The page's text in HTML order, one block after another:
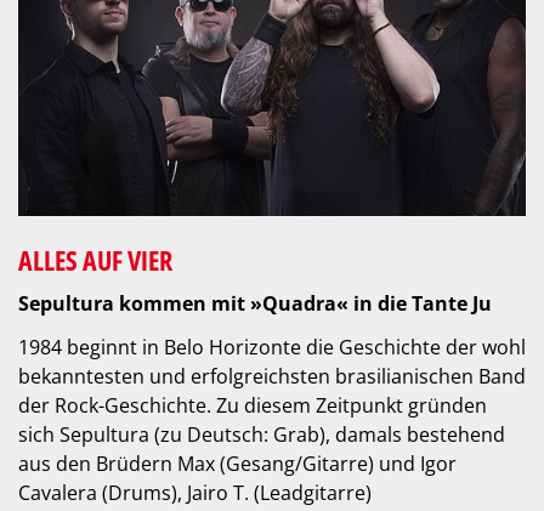
ALLES AUF VIER
Sepultura kommen mit »Quadra« in die Tante Ju
1984 beginnt in Belo Horizonte die Geschichte der wohl
bekanntesten und erfolgreichsten brasilianischen Band
der Rock-Geschichte. Zu diesem Zeitpunkt gründen
sich Sepultura (zu Deutsch: Grab), damals bestehend
aus den Brüdern Max (Gesang/Gitarre) und Igor
Cavalera (Drums), Jairo T. (Leadgitarre)